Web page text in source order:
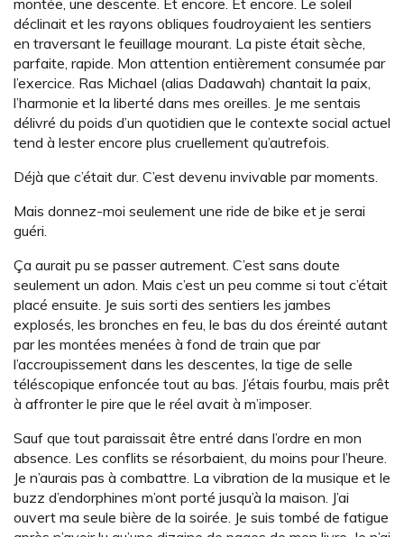
déclinait et les rayons obliques foudroyaient les sentiers
en traversant le feuillage mourant. La piste était sèche,
parfaite, rapide. Mon attention entièrement consumée par
l’exercice. Ras Michael (alias Dadawah) chantait la paix,
l’harmonie et la liberté dans mes oreilles. Je me sentais
délivré du poids d’un quotidien que le contexte social actuel
tend à lester encore plus cruellement qu’autrefois.
Déjà que c’était dur. C’est devenu invivable par moments.
Mais donnez-moi seulement une ride de bike et je serai
guéri.
Ça aurait pu se passer autrement. C’est sans doute
seulement un adon. Mais c’est un peu comme si tout c’était
placé ensuite. Je suis sorti des sentiers les jambes
explosés, les bronches en feu, le bas du dos éreinté autant
par les montées menées à fond de train que par
l’accroupissement dans les descentes, la tige de selle
téléscopique enfoncée tout au bas. J’étais fourbu, mais prêt
à affronter le pire que le réel avait à m’imposer.
Sauf que tout paraissait être entré dans l’ordre en mon
absence. Les conflits se résorbaient, du moins pour l’heure.
Je n’aurais pas à combattre. La vibration de la musique et le
buzz d’endorphines m’ont porté jusqu’à la maison. J’ai
ouvert ma seule bière de la soirée. Je suis tombé de fatigue